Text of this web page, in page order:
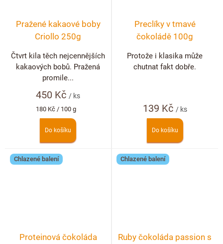
Pražené kakaové boby
Criollo 250g
450 Kč/ ks
Měrná
cena:
180 Kč / 100 g
Do košíku
Čtvrt kila těch nejcennějších
kakaových bobů. Pražená
promile...
Preclíky v tmavé
čokoládě 100g
139 Kč / ks
Do košíku
Protože i klasika může
chutnat fakt dobře.
Chlazené balení
Proteinová čokoláda
Chlazené balení
Ruby čokoláda passion s